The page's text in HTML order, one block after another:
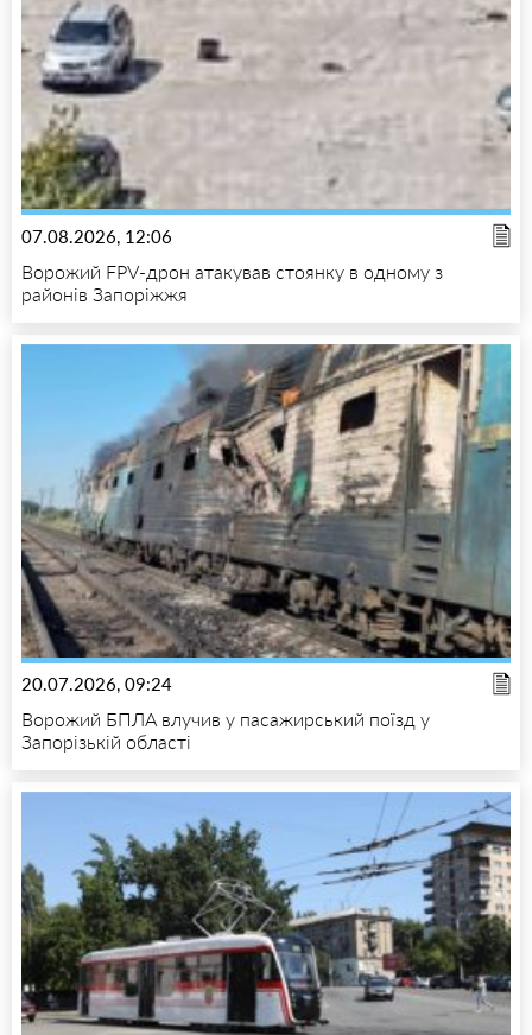
07.08.2026, 12:06
Ворожий FPV-дрон атакував стоянку в одному з
районів Запоріжжя
20.07.2026, 09:24
Ворожий БПЛА влучив у пасажирський поїзд у
Запорізькій області